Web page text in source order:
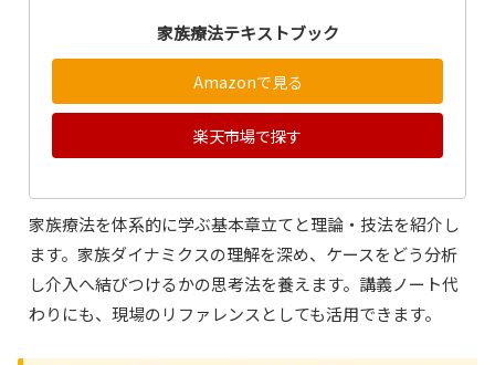
家族療法テキストブック
Amazonで見る
楽天市場で探す
家族療法を体系的に学ぶ基本章立てと理論・技法を紹介し
ます。家族ダイナミクスの理解を深め、ケースをどう分析
し介入へ結びつけるかの思考法を養えます。講義ノート代
わりにも、現場のリファレンスとしても活用できます。